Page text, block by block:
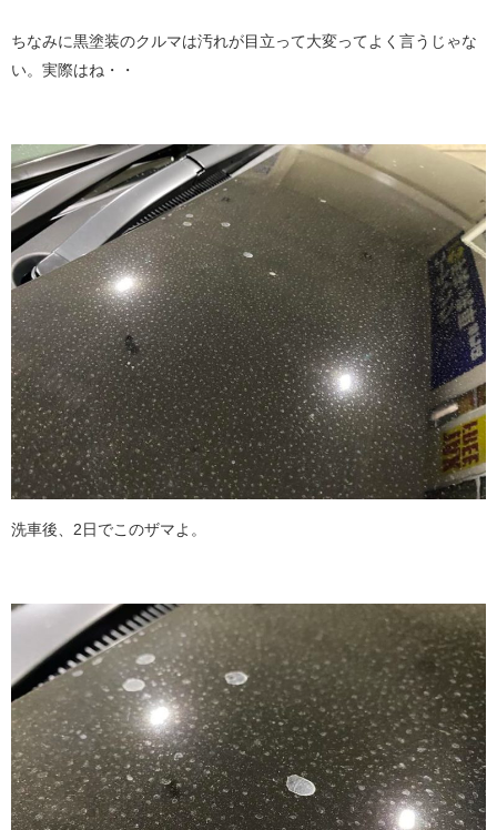
ちなみに黒塗装のクルマは汚れが目立って大変ってよく言うじゃな
い。実際はね・・
洗車後、2日でこのザマよ。